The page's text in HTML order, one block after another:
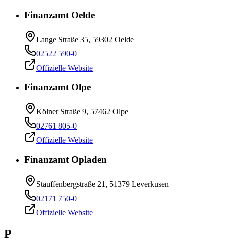
Finanzamt Oelde
Lange Straße 35, 59302 Oelde
02522 590-0
Offizielle Website
Finanzamt Olpe
Kölner Straße 9, 57462 Olpe
02761 805-0
Offizielle Website
Finanzamt Opladen
Stauffenbergstraße 21, 51379 Leverkusen
02171 750-0
Offizielle Website
P